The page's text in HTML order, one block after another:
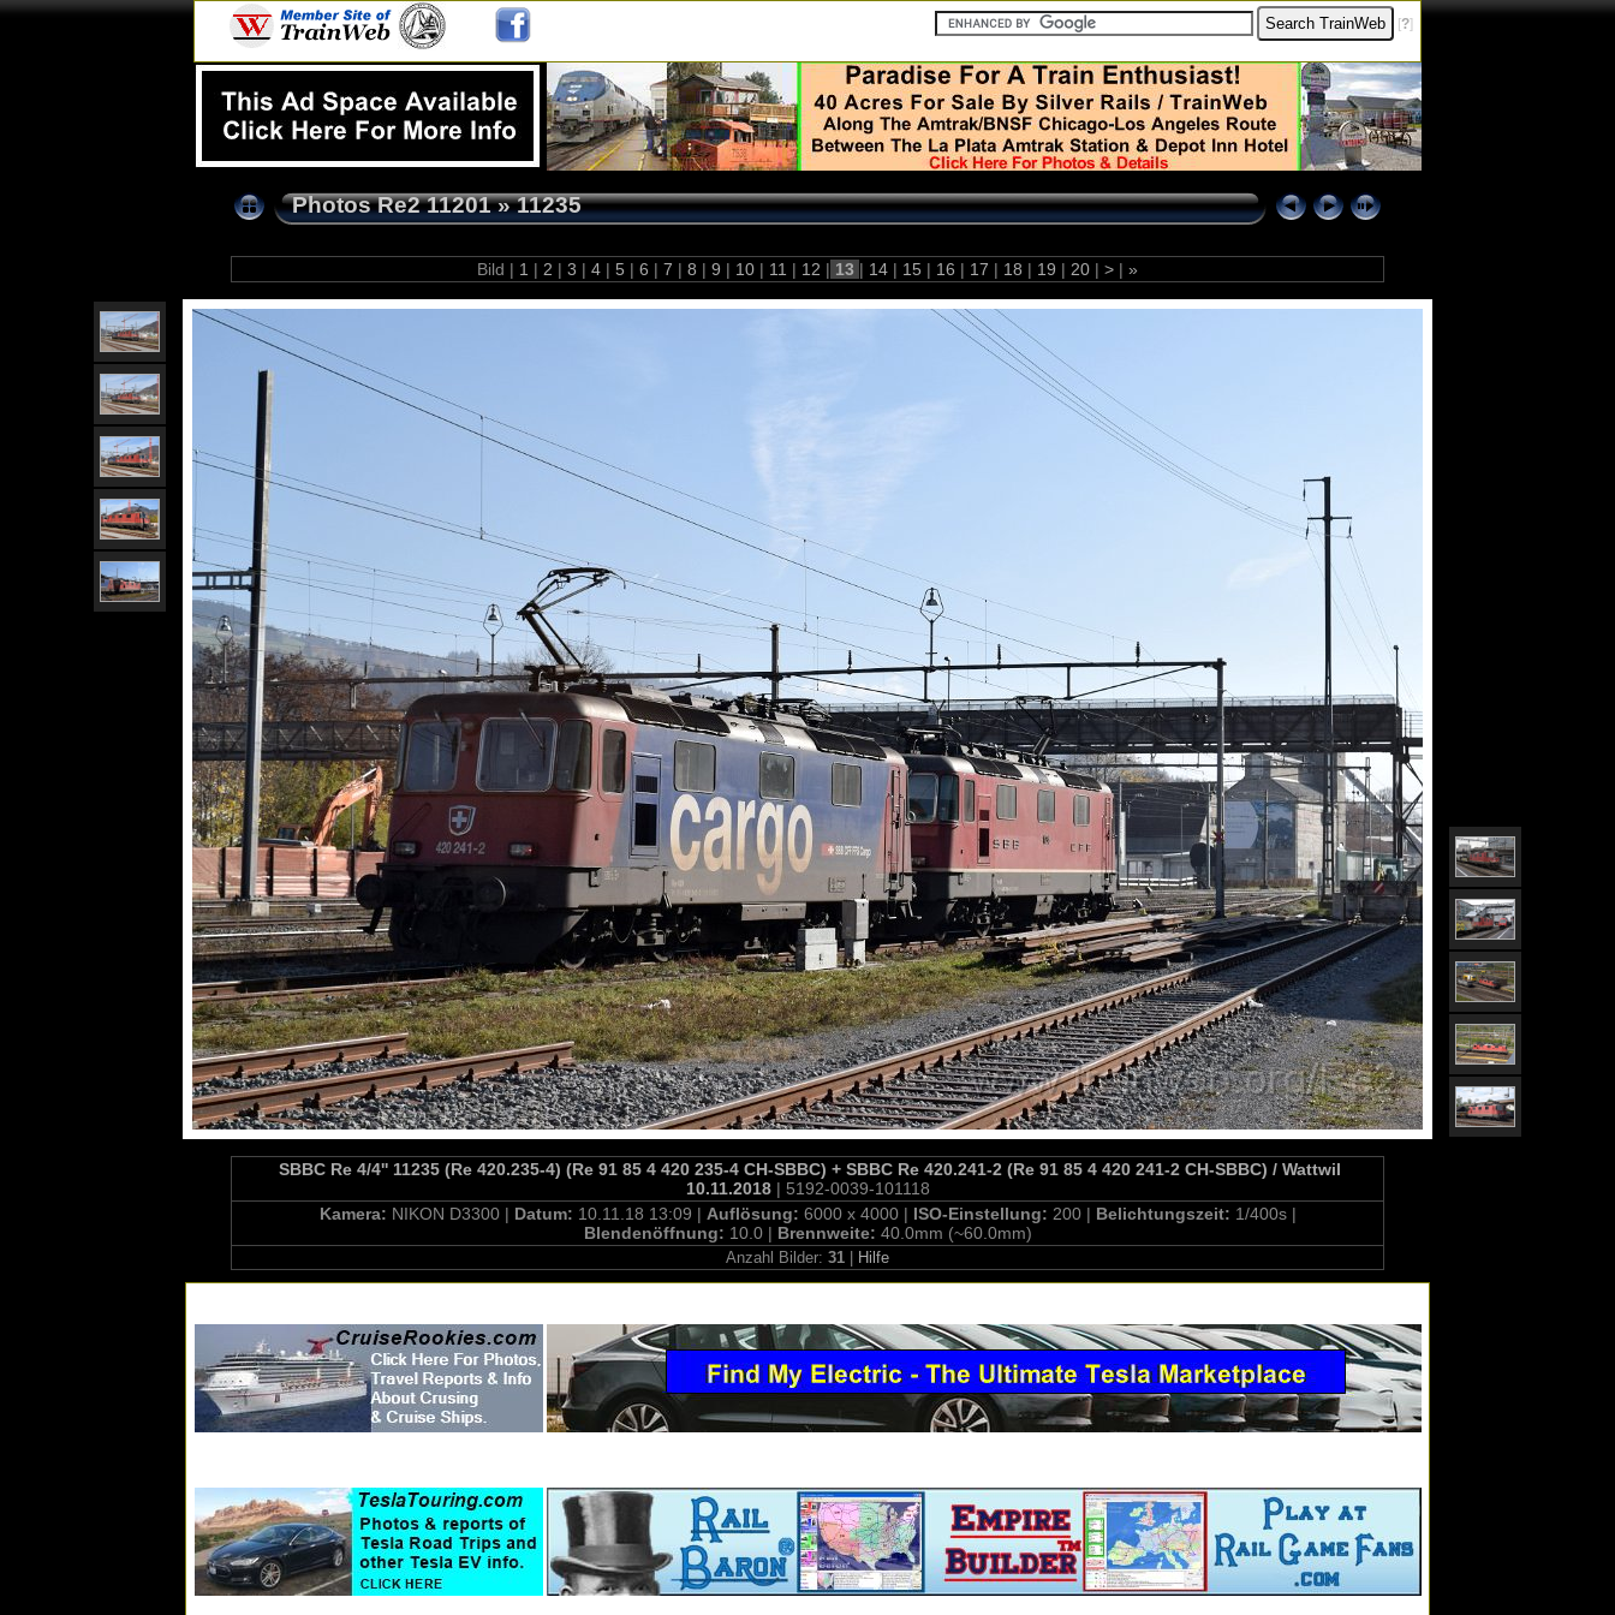
[?]
Photos Re2 11201»11235
Bild | 1 | 2 | 3 | 4 | 5 | 6 | 7 | 8 | 9 | 10 | 11 | 12 | 13 | 14 | 15 | 16 | 17 | 18 | 19 | 20 | > | »
SBBC Re 4/4'' 11235 (Re 420.235-4) (Re 91 85 4 420 235-4 CH-SBBC) + SBBC Re 420.241-2 (Re 91 85 4 420 241-2 CH-SBBC) / Wattwil
10.11.2018| 5192-0039-101118
Kamera: NIKON D3300 | Datum: 10.11.18 13:09 | Auflösung: 6000 x 4000 | ISO-Einstellung: 200 | Belichtungszeit: 1/400s |
Blendenöffnung: 10.0 | Brennweite: 40.0mm (~60.0mm)
Anzahl Bilder: 31 Hilfe